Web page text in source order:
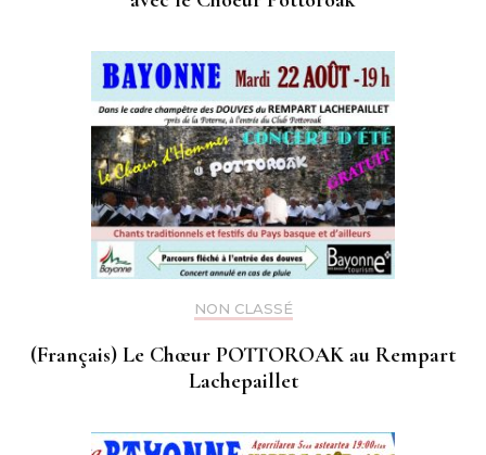
NON CLASSÉ
(Français) Le Chœur POTTOROAK au Rempart
Lachepaillet